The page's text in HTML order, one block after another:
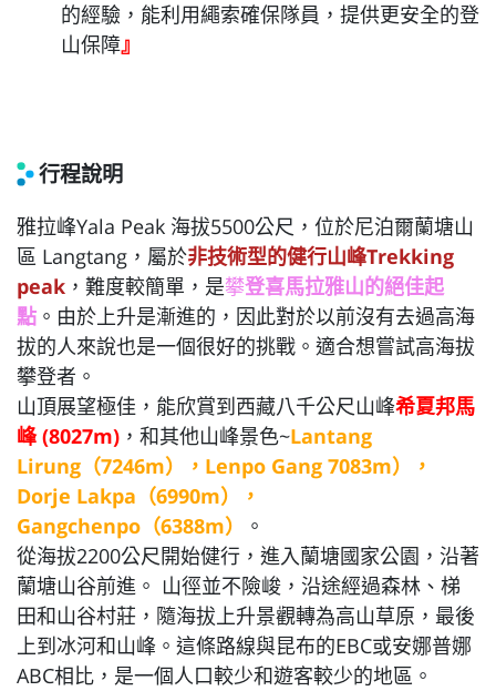
行程說明
雅拉峰Yala Peak 海拔5500公尺，位於尼泊爾蘭塘山
區 Langtang，屬於非技術型的健行山峰Trekking
peak ，難度較簡單，是攀登喜馬拉雅山的絕佳起
點 。由於上升是漸進的，因此對於以前沒有去過高海
拔的人來說也是一個很好的挑戰。適合想嘗試高海拔
攀登者。
山頂展望極佳，能欣賞到西藏八千公尺山峰希夏邦馬
峰 (8027m) ，和其他山峰景色~Lantang
Lirung（7246m），Lenpo Gang 7083m），
Dorje Lakpa（6990m），
Gangchenpo（6388m）
。
從海拔2200公尺開始健行，進入蘭塘國家公園，沿著
蘭塘山谷前進。 山徑並不險峻，沿途經過森林、梯
田和山谷村莊，隨海拔上升景觀轉為高山草原，最後
上到冰河和山峰。這條路線與昆布的EBC或安娜普娜
ABC相比，是一個人口較少和遊客較少的地區。
的經驗，能利用繩索確保隊員，提供更安全的登
山保障』